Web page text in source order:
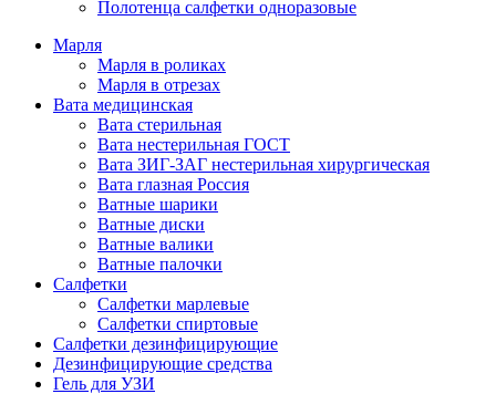
Полотенца салфетки одноразовые
Марля
Марля в роликах
Марля в отрезах
Вата медицинская
Вата стерильная
Вата нестерильная ГОСТ
Вата ЗИГ-ЗАГ нестерильная хирургическая
Вата глазная Россия
Ватные шарики
Ватные диски
Ватные валики
Ватные палочки
Салфетки
Салфетки марлевые
Салфетки спиртовые
Салфетки дезинфицирующие
Дезинфицирующие средства
Гель для УЗИ